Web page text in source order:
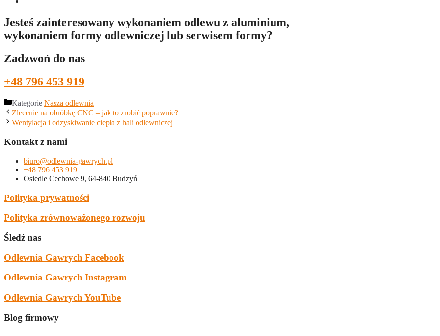
Jesteś zainteresowany wykonaniem odlewu z aluminium,
wykonaniem formy odlewniczej lub serwisem formy?
Zadzwoń do nas
+48 796 453 919
Kategorie Nasza odlewnia
Zlecenie na obróbkę CNC – jak to zrobić poprawnie?
Wentylacja i odzyskiwanie ciepła z hali odlewniczej
Kontakt z nami
biuro@odlewnia-gawrych.pl
+48 796 453 919
Osiedle Cechowe 9, 64-840 Budzyń
Polityka prywatności
Polityka zrównoważonego rozwoju
Śledź nas
Odlewnia Gawrych Facebook
Odlewnia Gawrych Instagram
Odlewnia Gawrych YouTube
Blog firmowy